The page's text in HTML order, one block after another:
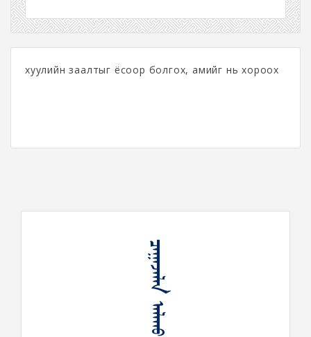
хуулийн заалтыг ёсоор болгох, амийг нь хороох
ᠴᠠᠭᠠᠵᠠᠯᠠᠨ ᠠᠯᠠᠬᠤ